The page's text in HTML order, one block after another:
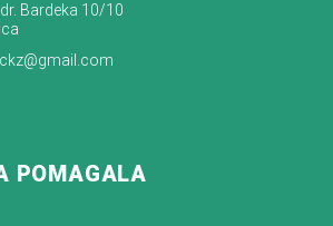
Bardeka 10/10
POMAGALA